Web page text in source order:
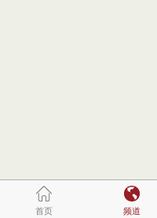
首页 频道